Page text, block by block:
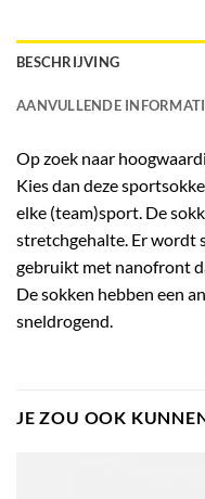
BESCHRIJVING
AANVULLENDE
Op zoek naar
Kies dan deze
elke (team)sport. De
stretchgehalte. Er wordt
gebruikt met nanofront
De sokken hebben een
sneldrogend.
JE ZOU OOK